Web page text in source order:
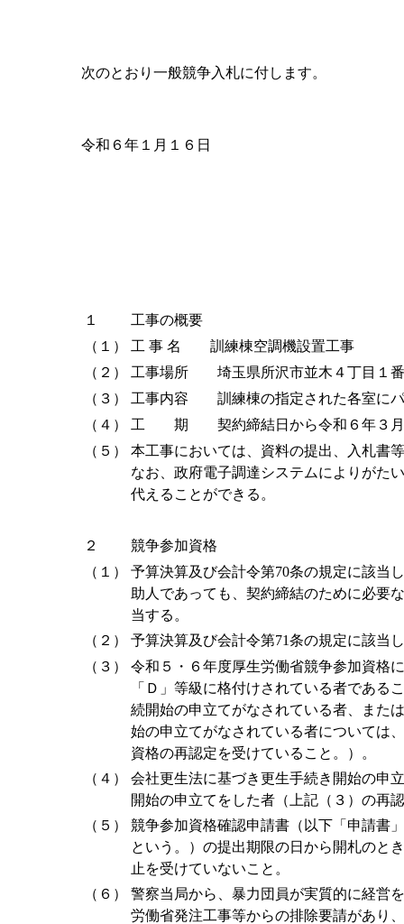
次のとおり一般競争入札に付します。
令和６年１月１６日
１
工事の概要
（１）
工 事 名 訓練棟空調機設置工事
（２）
工事場所 埼玉県所沢市並木４丁目１
（３）
工事内容 訓練棟の指定された各室にパ
（４）
工 期 契約締結日から令和６年３月
（５）
本工事においては、資料の提出、入札書
なお、政府電子調達システムによりがた
代えることができる。
２
競争参加資格
（１）
予算決算及び会計令第70条の規定に該当
助人であっても、契約締結のために必要
当する。
（２）
予算決算及び会計令第71条の規定に該当
（３）
令和５・６年度厚生労働省競争参加資格
「Ｄ」等級に格付けされている者である
続開始の申立てがなされている者、また
始の申立てがなされている者については
資格の再認定を受けていること。）。
（４）
会社更生法に基づき更生手続き開始の申
開始の申立てをした者（上記（３）の再
（５）
競争参加資格確認申請書（以下「申請書
という。）の提出期限の日から開札のと
止を受けていないこと。
（６）
警察当局から、暴力団員が実質的に経営
労働省発注工事等からの排除要請があり